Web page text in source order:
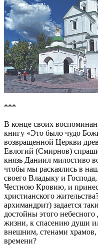
***
В конце своих
книгу «Это было чудо
возвращенной Церкви
Евлогий (Смирнов)
князь Даниил милостиво
чтобы мы раскаялись в
своего Владыку и
Честною Кровию, и
христианского
архимандрит) задается
достойны этого
жизни, к спасению души
внешним, стенами храмов,
времени?